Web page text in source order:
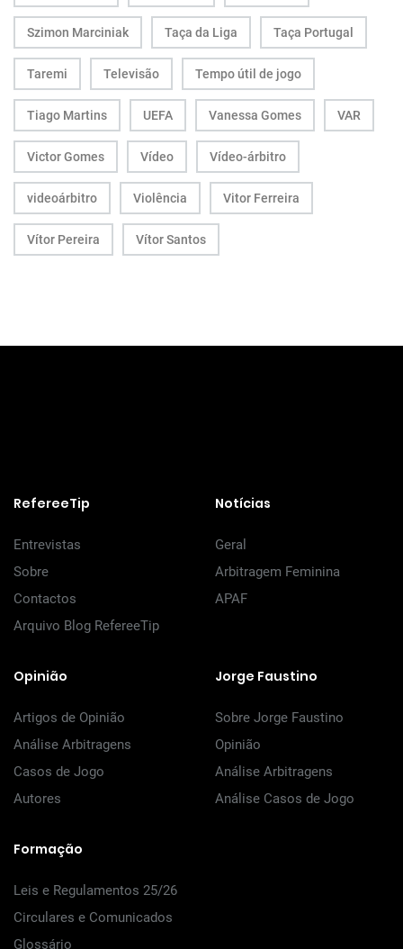
Szimon Marciniak Taça da Liga Taça Portugal
Taremi Televisão Tempo útil de jogo
Tiago Martins UEFA Vanessa Gomes VAR
Victor Gomes Vídeo Vídeo-árbitro
videoárbitro Violência Vitor Ferreira
Vítor Pereira Vítor Santos
RefereeTip
Entrevistas
Sobre
Contactos
Arquivo Blog RefereeTip
Notícias
Geral
Arbitragem Feminina
APAF
Opinião
Artigos de Opinião
Análise Arbitragens
Casos de Jogo
Autores
Jorge Faustino
Sobre Jorge Faustino
Opinião
Análise Arbitragens
Análise Casos de Jogo
Formação
Leis e Regulamentos 25/26
Circulares e Comunicados
Glossário